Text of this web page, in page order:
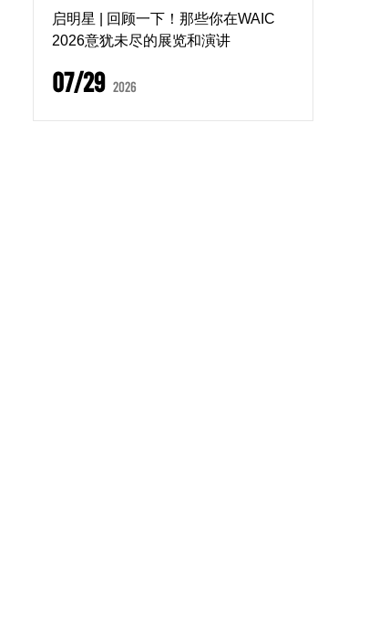
启明星 | 回顾一下！那些你在WAIC
2026意犹未尽的展览和演讲
07/29 2026